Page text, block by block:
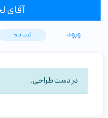
آقای
ورود ثبت ‌نام
در دست طراحی.